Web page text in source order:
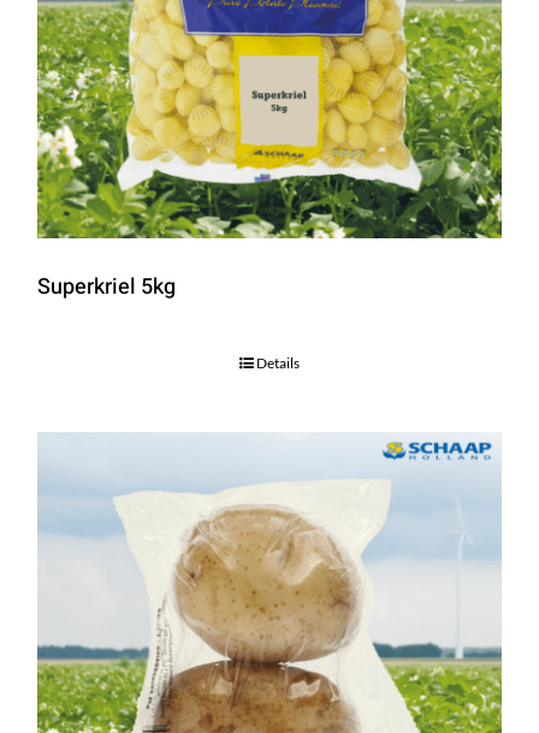
Superkriel 5kg
Details